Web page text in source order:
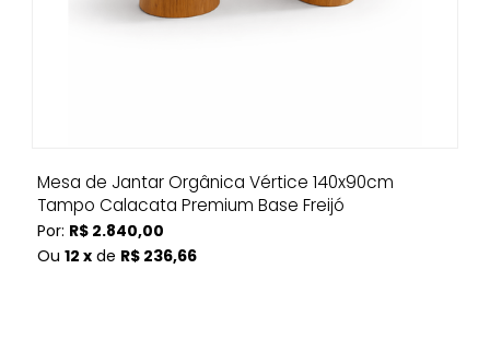
Mesa de Jantar Orgânica Vértice 140x90cm
Tampo Calacata Premium Base Freijó
Por: R$ 2.840,00
Ou 12 x de R$ 236,66